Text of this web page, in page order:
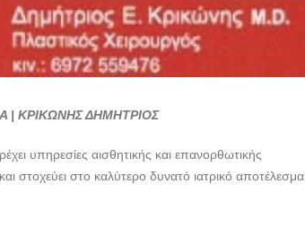
| ΚΡΙΚΩΝΗΣ ΔΗΜΗΤΡΙΟΣ
υπηρεσίες αισθητικής και επανορθωτικής
στοχεύει στο καλύτερο δυνατό ιατρικό αποτέλεσμα.